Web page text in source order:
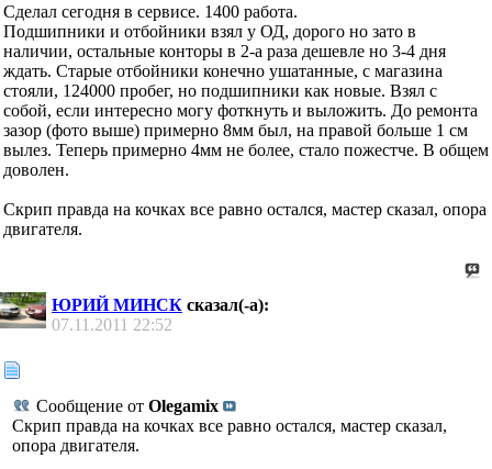
Сделал сегодня в сервисе. 1400 работа.
Подшипники и отбойники взял у ОД, дорого но зато в
наличии, остальные конторы в 2-а раза дешевле но 3-4 дня
ждать. Старые отбойники конечно ушатанные, с магазина
стояли, 124000 пробег, но подшипники как новые. Взял с
собой, если интересно могу фоткнуть и выложить. До ремонта
зазор (фото выше) примерно 8мм был, на правой больше 1 см
вылез. Теперь примерно 4мм не более, стало пожестче. В общем
доволен.
Скрип правда на кочках все равно остался, мастер сказал, опора
двигателя.
ЮРИЙ МИНСК сказал(-а):
07.11.2011 22:52
Сообщение от Olegamix
Скрип правда на кочках все равно остался, мастер сказал,
опора двигателя.